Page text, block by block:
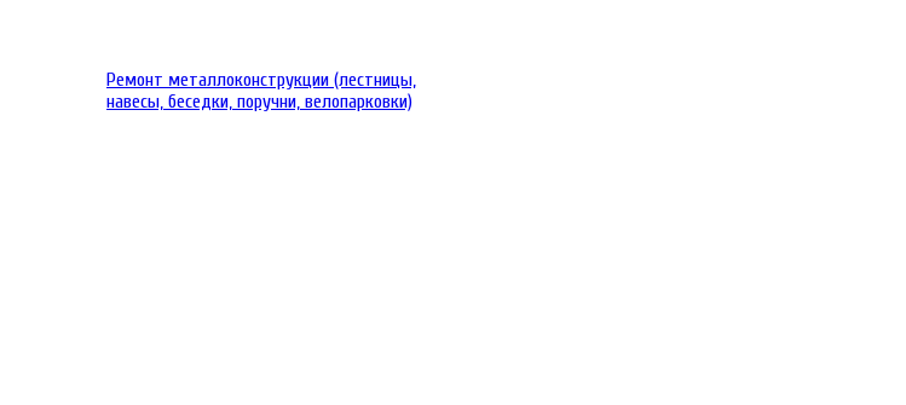
Ремонт металлоконструкции (лестницы,
навесы, беседки, поручни, велопарковки)